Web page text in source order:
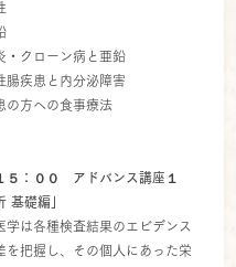
・クローン病と亜鉛
腸疾患と内分泌障害
の方への食事療法
５：００　アドバンス講座１
基礎編」
学は各種検査結果のエビデンス
を把握し、その個人にあった栄